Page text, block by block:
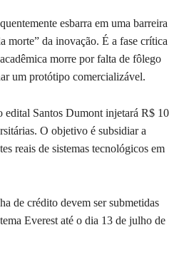
esbarra em uma barreira
morte” da inovação. É a fase crítica
morre por falta de fôlego
um protótipo comercializável.
edital Santos Dumont injetará R$ 10
O objetivo é subsidiar a
reais de sistemas tecnológicos em
de crédito devem ser submetidas
Everest até o dia 13 de julho de